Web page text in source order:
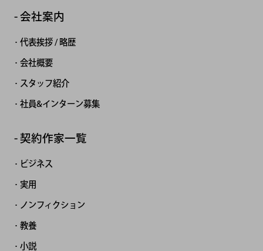
会社案内
代表挨拶 / 略歴
会社概要
スタッフ紹介
社員&インターン募集
契約作家一覧
ビジネス
実用
ノンフィクション
教養
小説